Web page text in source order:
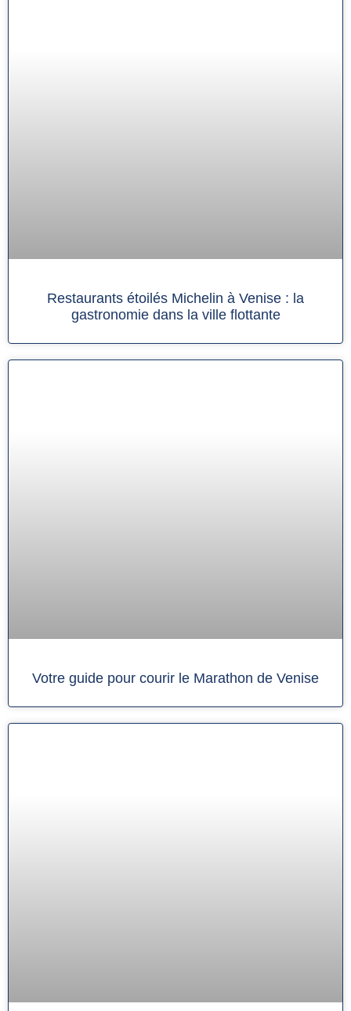
Restaurants étoilés Michelin à Venise : la
gastronomie dans la ville flottante
Votre guide pour courir le Marathon de Venise